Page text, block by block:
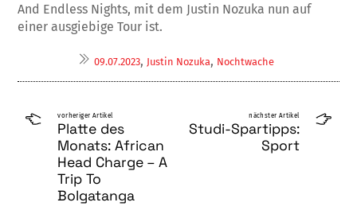
And Endless Nights, mit dem Justin Nozuka nun auf
einer ausgiebige Tour ist.
09.07.2023, Justin Nozuka, Nochtwache
vorheriger Artikel
Platte des
Monats: African
Head Charge – A
Trip To
Bolgatanga
nächster Artikel
Studi-Spartipps:
Sport